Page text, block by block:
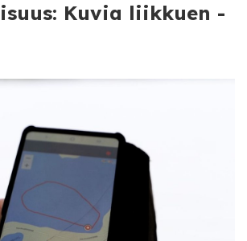
Kuvia liikkuen -